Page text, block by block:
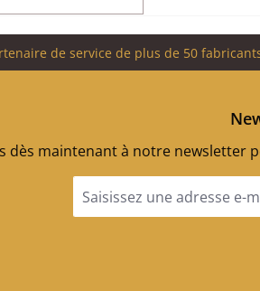
de service de plus de 50
dès maintenant à notre newsletter
e-